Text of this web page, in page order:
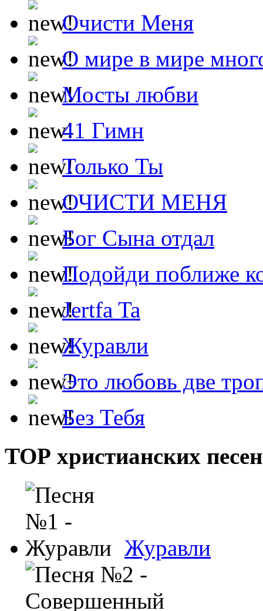
Очисти Меня
О мире в мире
Мосты любви
41 Гимн
Только Ты
ОЧИСТИ МЕНЯ
Бог Сына отдал
Подойди поближе
Jertfa Ta
Журавли
Это любовь две
Без Тебя
ТОР христианских песен
Журавли